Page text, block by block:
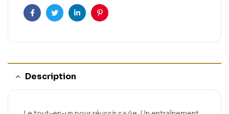
FacebookTwitterLinkedinPinterest
Description